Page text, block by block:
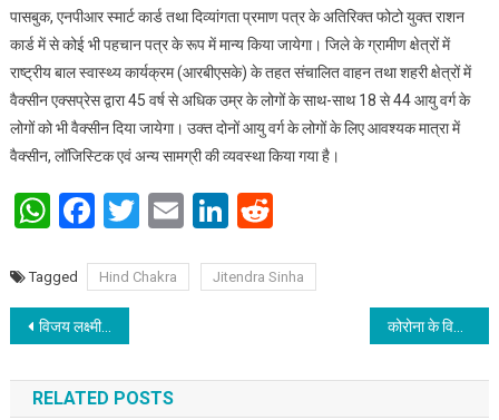
पासबुक, एनपीआर स्मार्ट कार्ड तथा दिव्यांगता प्रमाण पत्र के अतिरिक्त फोटो युक्त राशन
कार्ड में से कोई भी पहचान पत्र के रूप में मान्य किया जायेगा। जिले के ग्रामीण क्षेत्रों में
राष्ट्रीय बाल स्वास्थ्य कार्यक्रम (आरबीएसके) के तहत संचालित वाहन तथा शहरी क्षेत्रों में
वैक्सीन एक्सप्रेस द्वारा 45 वर्ष से अधिक उम्र के लोगों के साथ-साथ 18 से 44 आयु वर्ग के
लोगों को भी वैक्सीन दिया जायेगा। उक्त दोनों आयु वर्ग के लोगों के लिए आवश्यक मात्रा में
वैक्सीन, लॉजिस्टिक एवं अन्य सामग्री की व्यवस्था किया गया है।
WhatsApp
Facebook
Twitter
EmailLinkedIn
Reddit
Tagged Hind Chakra Jitendra Sinha
Post navigation
विजय लक्ष्मी एन को प्रधान सचिव, पशु संसाधन विभाग बनाया गया कोरोना के विरुद्ध लड़ाई में हिन्द चक्र कोरोना योद्धा ने अहम भूमिका निभाई
RELATED POSTS